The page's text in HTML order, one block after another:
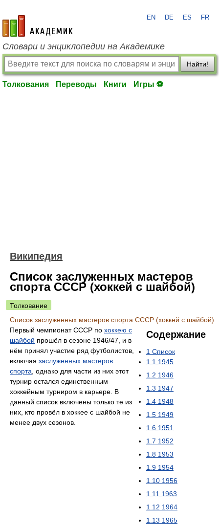
academic.ru
EN DE ES FR
Словари и энциклопедии на Академике
Найти!
Толкования Переводы Книги Игры ⚽
Википедия
Список заслуженных мастеров
спорта СССР (хоккей с шайбой)
Толкование
Список заслуженных мастеров спорта СССР (хоккей с шайбой)
Содержание
1 Список
1.1 1945
1.2 1946
1.3 1947
1.4 1948
1.5 1949
1.6 1951
1.7 1952
1.8 1953
1.9 1954
1.10 1956
1.11 1963
1.12 1964
1.13 1965
Первый чемпионат СССР по хоккею с
шайбой прошёл в сезоне 1946/47, и в
нём принял участие ряд футболистов,
включая заслуженных мастеров
спорта , однако для части из них этот
турнир остался единственным
хоккейным турниром в карьере. В
данный список включены только те из
них, кто провёл в хоккее с шайбой не
менее двух сезонов.